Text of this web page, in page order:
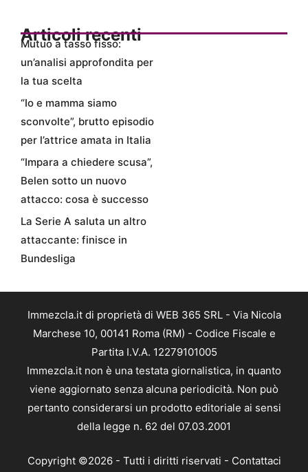
Articoli recenti
Mutuo a tasso fisso:
un’analisi approfondita per
la tua scelta
“Io e mamma siamo
sconvolte”, brutto episodio
per l’attrice amata in Italia
“Impara a chiedere scusa”,
Belen sotto un nuovo
attacco: cosa è successo
La Serie A saluta un altro
attaccante: finisce in
Bundesliga
Immezcla.it di proprietà di WEB 365 SRL - Via Nicola
Marchese 10, 00141 Roma (RM) - Codice Fiscale e
Partita I.V.A. 12279101005
Immezcla.it non è una testata giornalistica, in quanto
viene aggiornato senza alcuna periodicità. Non può
pertanto considerarsi un prodotto editoriale ai sensi
della legge n. 62 del 07.03.2001
Copyright ©2026 - Tutti i diritti riservati - Contattaci